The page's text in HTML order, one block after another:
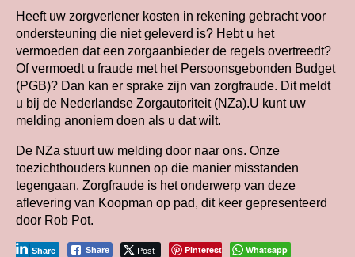
Heeft uw zorgverlener kosten in rekening gebracht voor
ondersteuning die niet geleverd is? Hebt u het
vermoeden dat een zorgaanbieder de regels overtreedt?
Of vermoedt u fraude met het Persoonsgebonden Budget
(PGB)? Dan kan er sprake zijn van zorgfraude. Dit meldt
u bij de Nederlandse Zorgautoriteit (NZa).U kunt uw
melding anoniem doen als u dat wilt.
De NZa stuurt uw melding door naar ons. Onze
toezichthouders kunnen op die manier misstanden
tegengaan. Zorgfraude is het onderwerp van deze
aflevering van Koopman op pad, dit keer gepresenteerd
door Rob Pot.
Share Post
Share Pinterest Whatsapp